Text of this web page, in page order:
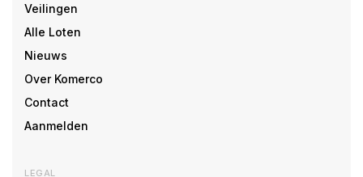
Veilingen
Alle Loten
Nieuws
Over Komerco
Contact
Aanmelden
LEGAL